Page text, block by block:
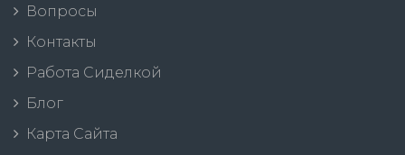
Вопросы
Контакты
Работа Сиделкой
Блог
Карта Сайта